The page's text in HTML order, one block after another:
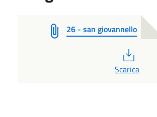
26 - san giovannello
Scarica